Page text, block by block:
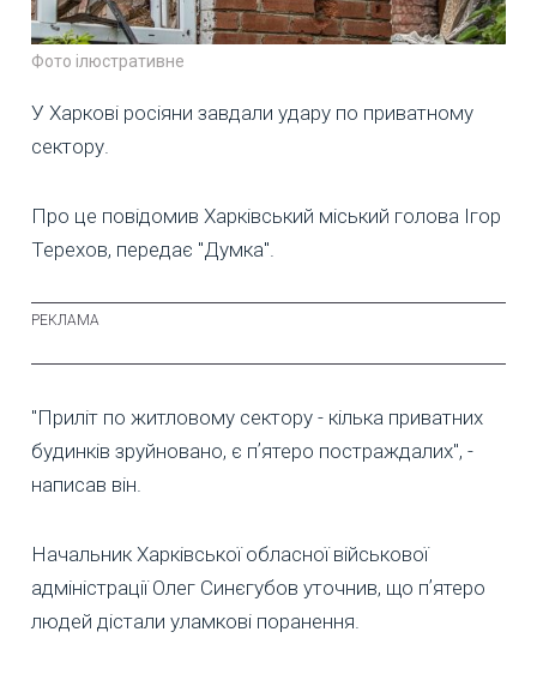
Фото ілюстративне
У Харкові росіяни завдали удару по приватному
сектору.
Про це повідомив Харківський міський голова Ігор
Терехов, передає "Думка".
"Приліт по житловому сектору - кілька приватних
будинків зруйновано, є пʼятеро постраждалих", -
написав він.
Начальник Харківської обласної військової
адміністрації Олег Синєгубов уточнив, що пʼятеро
людей дістали уламкові поранення.